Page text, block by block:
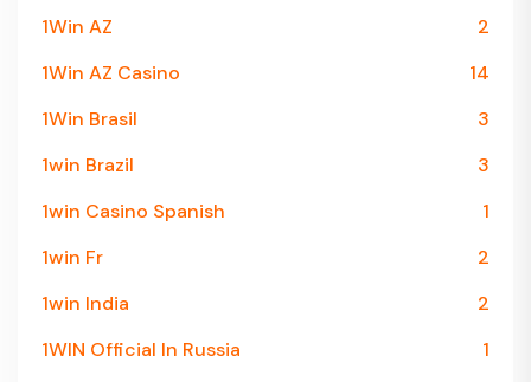
1Win AZ
2
1Win AZ Casino
14
1Win Brasil
3
1win Brazil
3
1win Casino Spanish
1
1win Fr
2
1win India
2
1WIN Official In Russia
1